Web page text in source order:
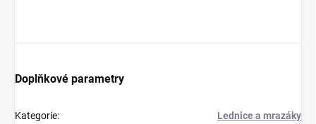
Doplňkové parametry
Kategorie: Lednice a mrazáky